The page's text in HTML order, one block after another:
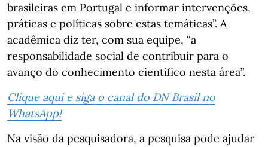
brasileiras em Portugal e informar intervenções,
práticas e políticas sobre estas temáticas”. A
acadêmica diz ter, com sua equipe, “a
responsabilidade social de contribuir para o
avanço do conhecimento científico nesta área”.
Clique aqui e siga o canal do DN Brasil no
WhatsApp!
Na visão da pesquisadora, a pesquisa pode ajudar